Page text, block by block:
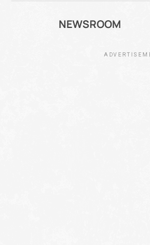
NEWSROOM